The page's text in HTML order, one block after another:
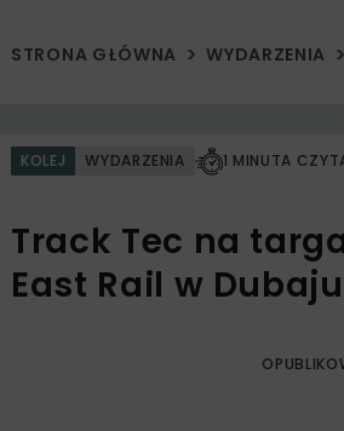
STRONA GŁÓWNA WYDARZENIA
KOLEJ WYDARZENIA 1 MINUTA
Track Tec na
East Rail w Dubaju